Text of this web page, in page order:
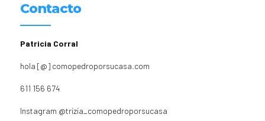
Contacto
Patricia Corral
hola [@] comopedroporsucasa.com
611 156 674
Instagram @trizia_comopedroporsucasa